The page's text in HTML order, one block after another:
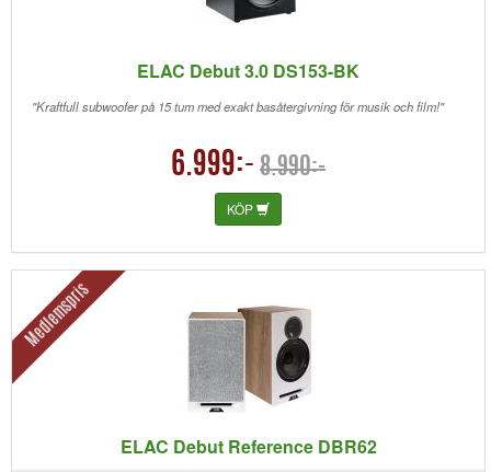
ELAC Debut 3.0 DS153-BK
"Kraftfull subwoofer på 15 tum med exakt basåtergivning för musik och film!"
6.999:- 8.990:-
KÖP
Medlemspris
ELAC Debut Reference DBR62